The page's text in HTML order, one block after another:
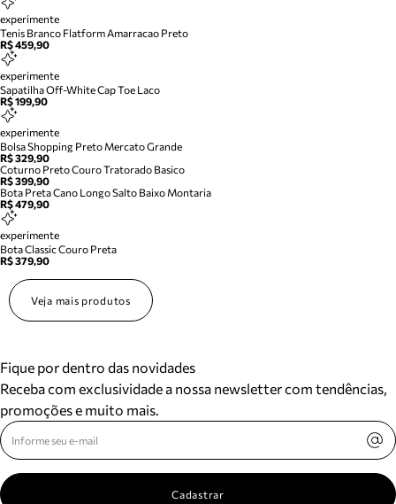
experimente
Tenis Branco Flatform Amarracao Preto
R$ 459,90
experimente
Sapatilha Off-White Cap Toe Laco
R$ 199,90
experimente
Bolsa Shopping Preto Mercato Grande
R$ 329,90
Coturno Preto Couro Tratorado Basico
R$ 399,90
Bota Preta Cano Longo Salto Baixo Montaria
R$ 479,90
experimente
Bota Classic Couro Preta
R$ 379,90
Veja mais produtos
Fique por dentro das novidades
Receba com exclusividade a nossa newsletter com tendências,
promoções e muito mais.
Cadastrar